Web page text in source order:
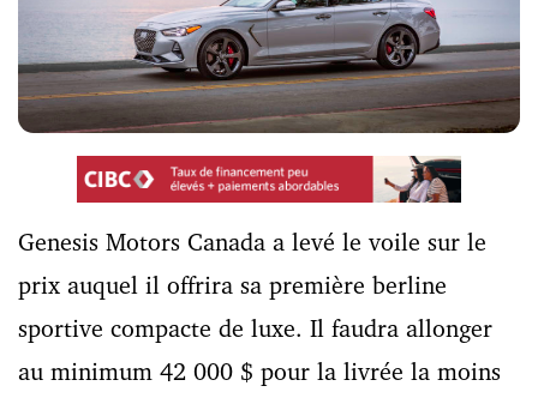
Genesis Motors Canada a levé le voile sur le
prix auquel il offrira sa première berline
sportive compacte de luxe. Il faudra allonger
au minimum 42 000 $ pour la livrée la moins